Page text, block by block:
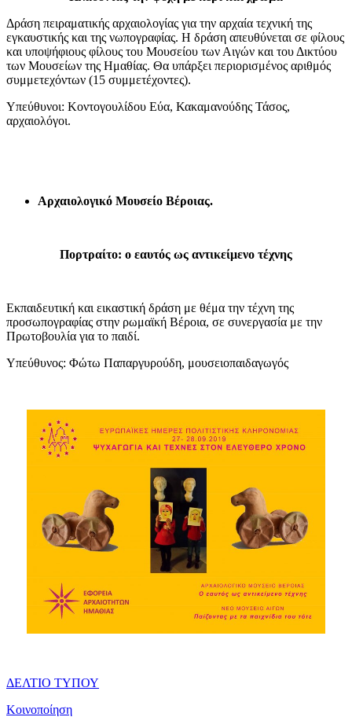
Δράση πειραματικής αρχαιολογίας για την αρχαία τεχνική της
εγκαυστικής και της νωπογραφίας. Η δράση απευθύνεται σε φίλους
και υποψήφιους φίλους του Μουσείου των Αιγών και του Δικτύου
των Μουσείων της Ημαθίας. Θα υπάρξει περιορισμένος αριθμός
συμμετεχόντων (15 συμμετέχοντες).
Υπεύθυνοι: Κοντογουλίδου Εύα, Κακαμανούδης Τάσος,
αρχαιολόγοι.
Αρχαιολογικό Μουσείο Βέροιας.
Πορτραίτο: ο εαυτός ως αντικείμενο τέχνης
Εκπαιδευτική και εικαστική δράση με θέμα την τέχνη της
προσωπογραφίας στην ρωμαϊκή Βέροια, σε συνεργασία με την
Πρωτοβουλία για το παιδί.
Υπεύθυνος: Φώτω Παπαργυρούδη, μουσειοπαιδαγωγός
ΔΕΛΤΙΟ ΤΥΠΟΥ
Κοινοποίηση